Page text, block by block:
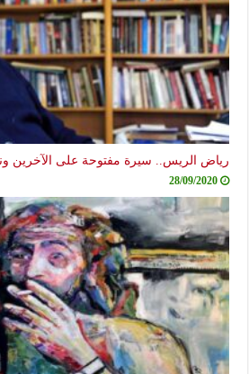
رياض الريس.. سيرة مفتوحة على الآخرين
28/09/2020